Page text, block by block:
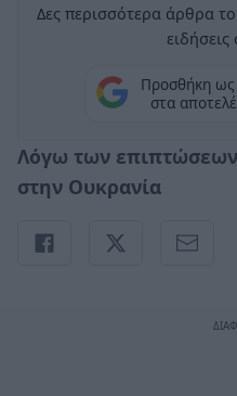
Δες περισσότερα άρθρα
Προσθήκη
στα
Λόγω των
στην Ουκρανία